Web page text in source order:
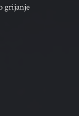
grijanje